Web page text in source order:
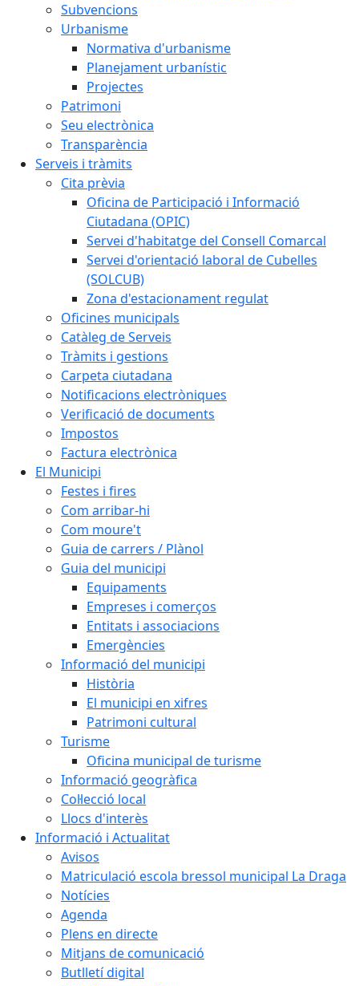
Subvencions
Urbanisme
Normativa d'urbanisme
Planejament urbanístic
Projectes
Patrimoni
Seu electrònica
Transparència
Serveis i tràmits
Cita prèvia
Oficina de Participació i Informació
Ciutadana (OPIC)
Servei d'habitatge del Consell Comarcal
Servei d'orientació laboral de Cubelles
(SOLCUB)
Zona d'estacionament regulat
Oficines municipals
Catàleg de Serveis
Tràmits i gestions
Carpeta ciutadana
Notificacions electròniques
Verificació de documents
Impostos
Factura electrònica
El Municipi
Festes i fires
Com arribar-hi
Com moure't
Guia de carrers / Plànol
Guia del municipi
Equipaments
Empreses i comerços
Entitats i associacions
Emergències
Informació del municipi
Història
El municipi en xifres
Patrimoni cultural
Turisme
Oficina municipal de turisme
Informació geogràfica
Col·lecció local
Llocs d'interès
Informació i Actualitat
Avisos
Matriculació escola bressol municipal La Draga
Notícies
Agenda
Plens en directe
Mitjans de comunicació
Butlletí digital